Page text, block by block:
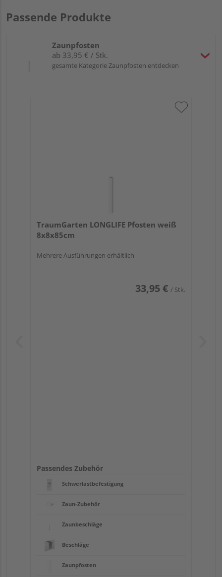
Passende Produkte
Zaunpfosten
ab 33,95 € / Stk.
gesamte Kategorie Zaunpfosten entdecken
TraumGarten LONGLIFE Pfosten weiß
8x8x85cm
Mehrere Ausführungen erhältlich
33,95 € / Stk.
Passendes Zubehör
Schwerlastbefestigung
Zaun-Zubehör
Zaunbeschläge
Beschläge
Zaunpfosten